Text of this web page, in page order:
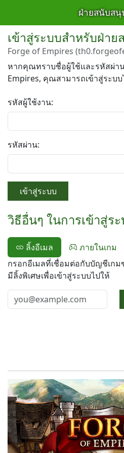
ฝ่ายสนับสนุ
เข้าสู่ระบบสำหรับฝ่า
Forge of Empires
หากคุณทราบชื่อผู้ใช้และรหัสผ่า
Empires, คุณสามารถเข้าสู่ระบบ
รหัสผู้ใช้งาน:
รหัสผ่าน:
เข้าสู่ระบบ
วิธีอื่นๆ ในการเข้าสู่ร
ลิ้งอีเมล ภายในเกม
กรอกอีเมลที่เชื่อมต่อกับบัญชีเกม
มีลิ้งพิเศษเพื่อเข้าสู่ระบบไปให้